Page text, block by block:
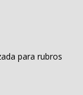
para rubros